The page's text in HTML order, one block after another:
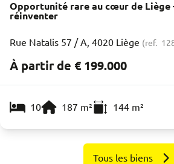
Opportunité rare au cœur de Liège
réinventer
Rue Natalis 57 / A, 4020 Liège (ref.
À partir de € 199.000
10 187 m² 144 m²
Tous les biens